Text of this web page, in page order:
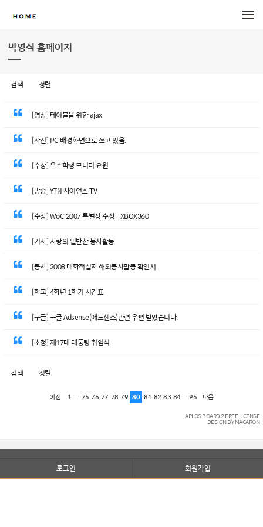
박영식 홈페이지
검색 정렬
[영상] 테이블을 위한 ajax
[사진] PC 배경화면으로 쓰고 있음.
[수상] 우수학생 모니터 요원
[방송] YTN 사이언스 TV
[수상] WoC 2007 특별상 수상 - XBOX360
[기사] 사랑의 밑반찬 봉사활동
[봉사] 2008 대학적십자 해외봉사활동 확인서
[학교] 4학년 1학기 시간표
[구글] 구글 Adsense(애드센스)관련 우편 받았습니다.
[초청] 제17대 대통령 취임식
검색 정렬
이전 1 ... 75 76 77 78 79 80 81 82 83 84 ... 95 다음
APLOS BOARD 2 FREE LICENSE
DESIGN BY MACARON
로그인 회원가입